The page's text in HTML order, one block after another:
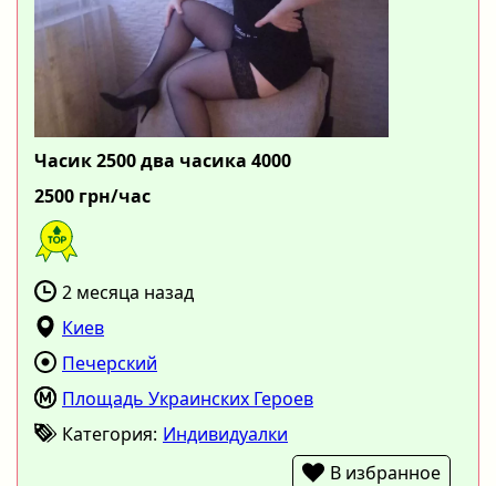
Часик 2500 два часика 4000
2500 грн/час
2 месяца назад
Киев
Печерский
Площадь Украинских Героев
Категория: Индивидуалки
В избранное